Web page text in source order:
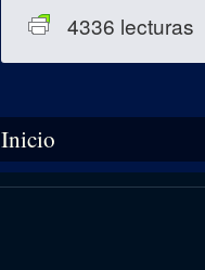
4336 lecturas
Se encuentra usted aquí
Inicio